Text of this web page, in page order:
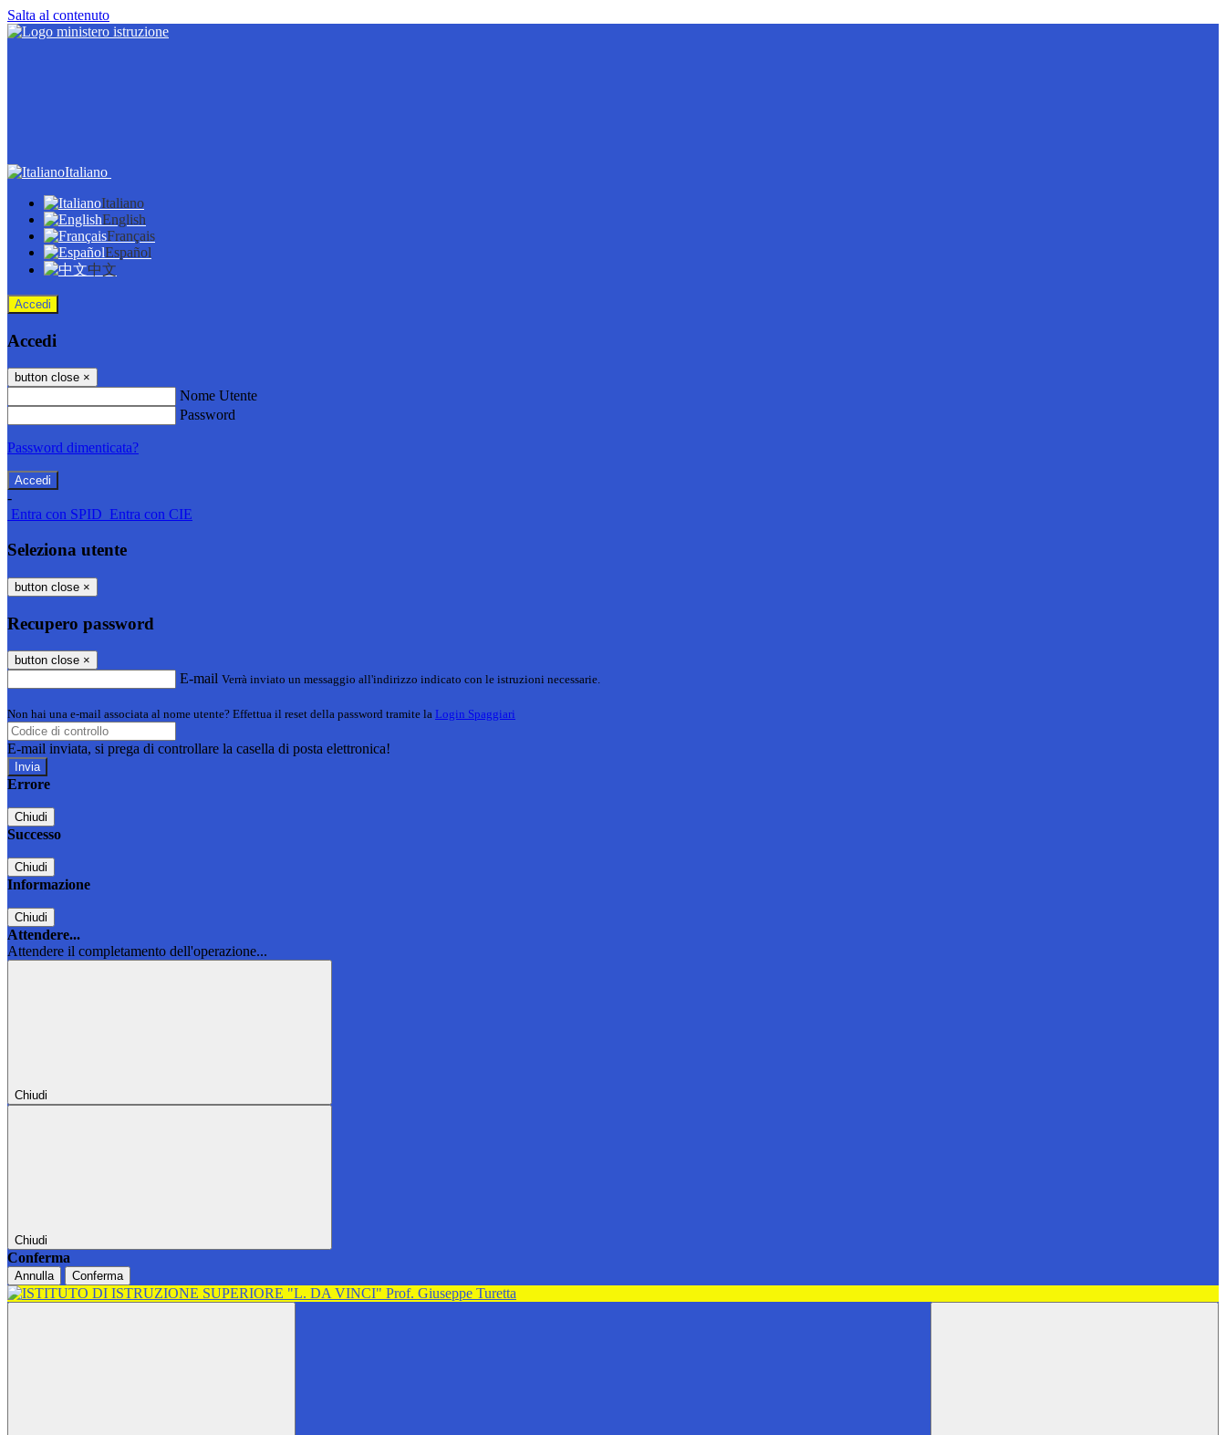
Salta al contenuto
Italiano
Italiano
English
Français
Español
中文
Accedi
Accedi
button close ×
Nome Utente
Password
Password dimenticata?
-
Entra con SPID Entra con CIE
Seleziona utente
button close ×
Recupero password
button close ×
E-mail Verrà inviato un messaggio all'indirizzo indicato con le istruzioni necessarie.
Non hai una e-mail associata al nome utente? Effettua il reset della password tramite la Login Spaggiari
E-mail inviata, si prega di controllare la casella di posta elettronica!
Errore
Chiudi
Successo
Chiudi
Informazione
Chiudi
Attendere...
Attendere il completamento dell'operazione...
Chiudi
Chiudi
Conferma
Annulla Conferma